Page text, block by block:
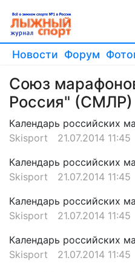
Новости Форум
Союз
Россия" (СМЛР)
Календарь российских
Skisport
21.07.2014 11:45
Календарь российских
Skisport
21.07.2014 11:45
Календарь российских
Skisport
21.07.2014 11:45
Календарь российских
Skisport
21.07.2014 11:45